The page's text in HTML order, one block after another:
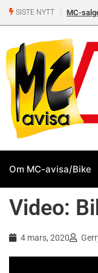
SISTE NYTT MC-
Om MC-avisa/Bike
Video:
4 mars, 2020